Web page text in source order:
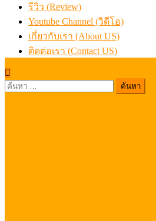
รีวิว (Review)
Youtube Channel (วิดีโอ)
เกี่ยวกับเรา (About US)
ติดต่อเรา (Contact US)
ค้นหา